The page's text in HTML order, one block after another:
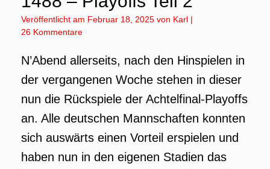
Veröffentlicht am Februar 18, 2025 von Karl |
26 Kommentare
N’Abend allerseits, nach den Hinspielen in
der vergangenen Woche stehen in dieser
nun die Rückspiele der Achtelfinal-Playoffs
an. Alle deutschen Mannschaften konnten
sich auswärts einen Vorteil erspielen und
haben nun in den eigenen Stadien das